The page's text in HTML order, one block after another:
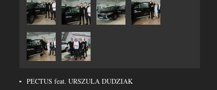
PECTUS feat. URSZULA DUDZIAK